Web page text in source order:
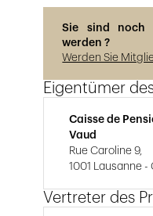
Sie sind noch
werden ?
Werden Sie
Eigentümer
Caisse de
Vaud
Rue Caroline 9,
1001 Lausanne -
Vertreter des